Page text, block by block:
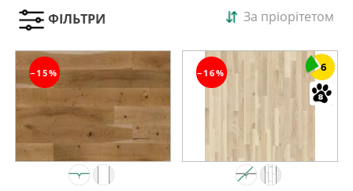
ФІЛЬТРИ За пріорітетом
−15% −16% 6